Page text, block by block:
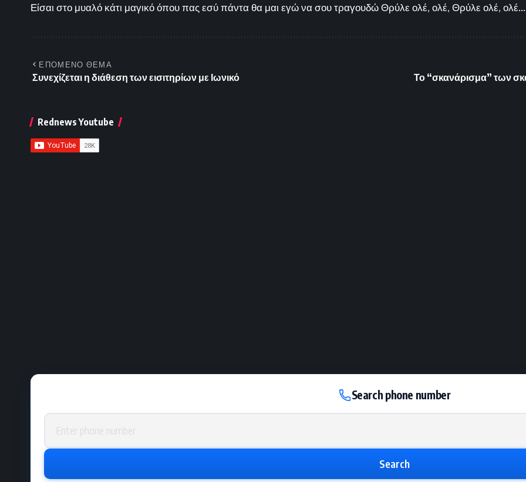
Είσαι στο μυαλό κάτι μαγικό όπου πας εσύ πάντα θα μαι εγώ να σου τραγουδώ Θρύλε ολέ, ολέ, Θρύλε ολέ, ολέ...
ΕΠΟΜΕΝΟ ΘΕΜΑ
Συνεχίζεται η διάθεση των εισιτηρίων με Ιωνικό
Το “σκανάρισμα” των
Rednews Youtube
Search phone number
Phone number
Search